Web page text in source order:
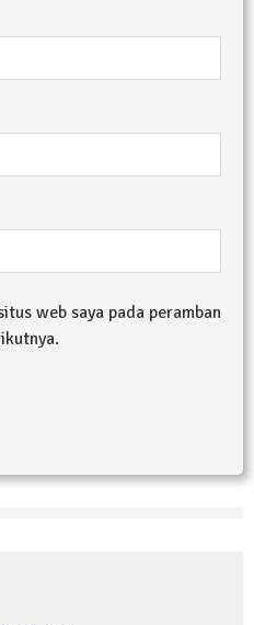
web saya pada peramban